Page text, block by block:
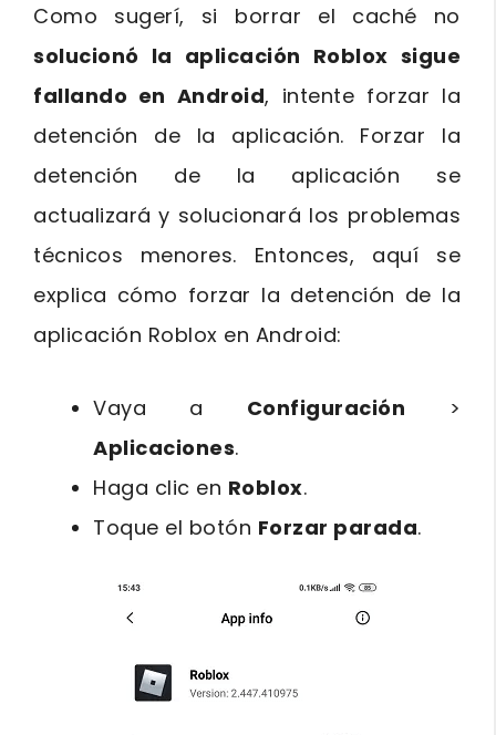
Como sugerí, si borrar el caché no
solucionó la aplicación Roblox sigue
fallando en Android, intente forzar la
detención de la aplicación. Forzar la
detención de la aplicación se
actualizará y solucionará los problemas
técnicos menores. Entonces, aquí se
explica cómo forzar la detención de la
aplicación Roblox en Android:
Vaya a Configuración >
Aplicaciones.
Haga clic en Roblox.
Toque el botón Forzar parada.